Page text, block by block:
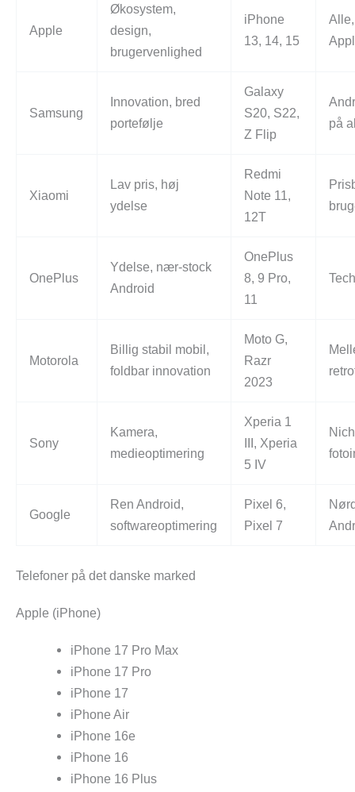
Apple
Økosystem,
design,
brugervenlighed
iPhone
13, 14, 15
Samsung
Innovation, bred
portefølje
Galaxy
S20, S22,
Z Flip
på
Xiaomi
Lav pris, høj
ydelse
Redmi
Note 11,
12T
OnePlus
Ydelse, nær-stock
Android
OnePlus
8, 9 Pro,
11
Motorola
Billig stabil mobil,
foldbar innovation
Moto G,
Razr
2023
Sony
Kamera,
medieoptimering
Xperia 1
III, Xperia
5 IV
Google
Ren Android,
softwareoptimering
Pixel 6,
Pixel 7
Telefoner på det danske marked
Apple (iPhone)
iPhone 17 Pro Max
iPhone 17 Pro
iPhone 17
iPhone Air
iPhone 16e
iPhone 16
iPhone 16 Plus